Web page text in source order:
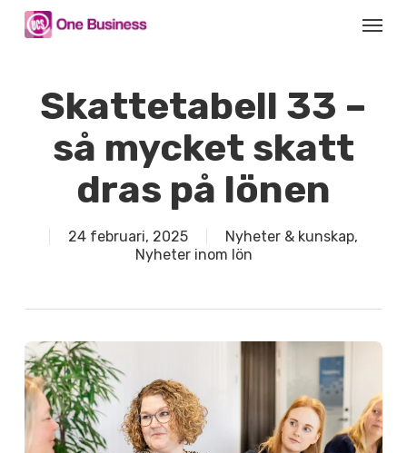
Menu
Skattetabell 33 –
så mycket skatt
dras på lönen
24 februari, 2025 Nyheter & kunskap,
Nyheter inom lön